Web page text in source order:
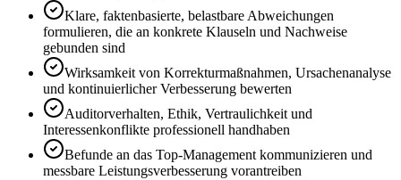
Klare, faktenbasierte, belastbare Abweichungen
formulieren, die an konkrete Klauseln und Nachweise
gebunden sind
Wirksamkeit von Korrekturmaßnahmen, Ursachenanalyse
und kontinuierlicher Verbesserung bewerten
Auditorverhalten, Ethik, Vertraulichkeit und
Interessenkonflikte professionell handhaben
Befunde an das Top-Management kommunizieren und
messbare Leistungsverbesserung vorantreiben